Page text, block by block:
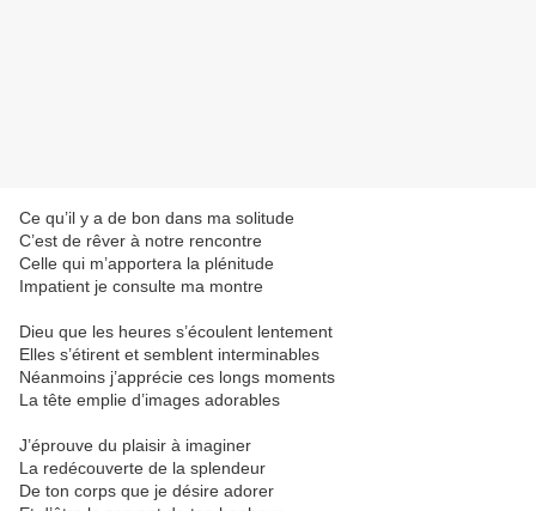
Ce qu’il y a de bon dans ma solitude
C’est de rêver à notre rencontre
Celle qui m’apportera la plénitude
Impatient je consulte ma montre
Dieu que les heures s’écoulent lentement
Elles s’étirent et semblent interminables
Néanmoins j’apprécie ces longs moments
La tête emplie d’images adorables
J’éprouve du plaisir à imaginer
La redécouverte de la splendeur
De ton corps que je désire adorer